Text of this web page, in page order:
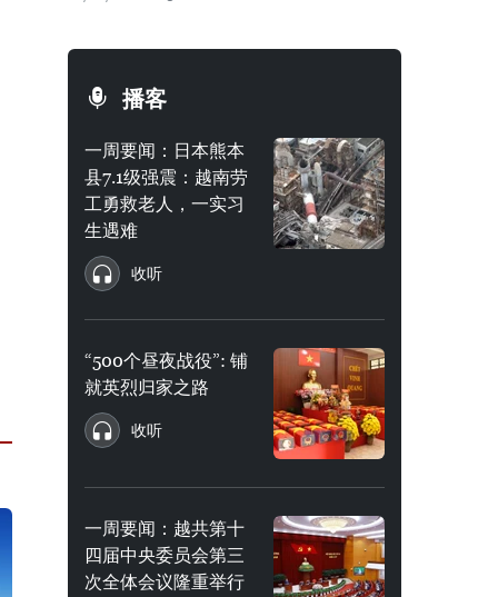
播客
一周要闻：日本熊本
县7.1级强震：越南劳
工勇救老人，一实习
生遇难
收听
“500个昼夜战役”: 铺
就英烈归家之路
收听
一周要闻：越共第十
四届中央委员会第三
次全体会议隆重举行